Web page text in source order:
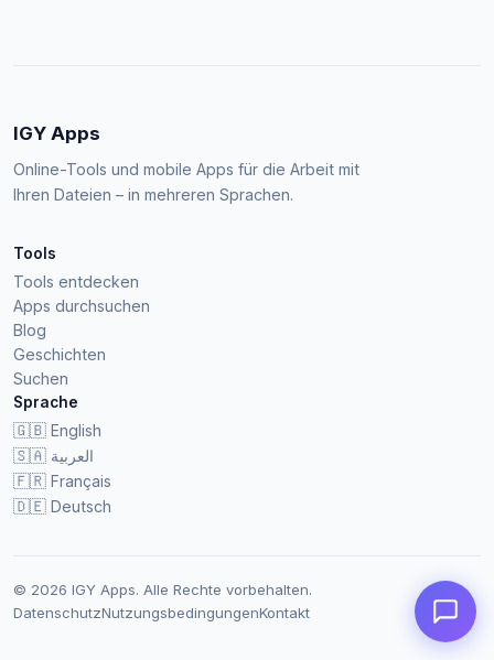
IGY Apps
Online-Tools und mobile Apps für die Arbeit mit
Ihren Dateien – in mehreren Sprachen.
Tools
Tools entdecken
Apps durchsuchen
Blog
Geschichten
Suchen
Sprache
🇬🇧 English
🇸🇦 العربية
🇫🇷 Français
🇩🇪 Deutsch
© 2026 IGY Apps. Alle Rechte vorbehalten.
DatenschutzNutzungsbedingungenKontakt